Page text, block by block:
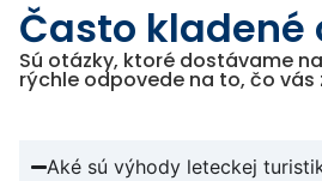
Často kladené
Sú otázky, ktoré dostávame
rýchle odpovede na to, čo vás
Aké sú výhody leteckej